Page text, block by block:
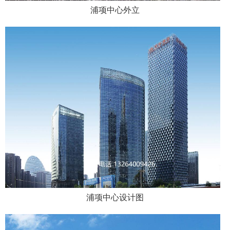
浦项中心外立
浦项中心设计图